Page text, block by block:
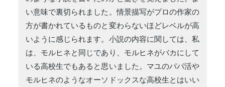
い意味で裏切られました。情景描写がプロの作家の
方が書かれているものと変わらないほどレベルが高
いように感じられます。小説の内容に関しては、私
は、モルヒネと同じであり、モルヒネがバカにして
いる高校生でもあると思いました。マユのパパ活や
モルヒネのようなオーソドックスな高校生とはいい